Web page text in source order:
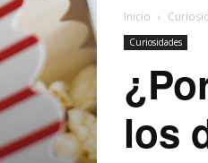
Inicio
Curiosidades
los